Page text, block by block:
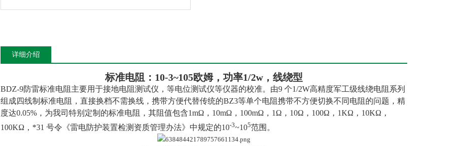
详细介绍
标准电阻：10-3~105欧姆，功率1/2w，线绕型
BDZ-9防雷标准电阻主要用于接地电阻测试仪，等电位测试仪等仪器的校准。由9 个1/2W高精度军工级线绕电阻系列
组成四线制标准电阻，直接换档不需换线，携带方便代替传统的BZ3等单个电阻携带不方便切换不同电阻的问题，精
度达0.05%，为我司特别定制的标准电阻，其阻值包含1mΩ，10mΩ，100mΩ，1Ω，10Ω，100Ω，1KΩ，10KΩ，
100KΩ，*31 号令《雷电防护装置检测资质管理办法》中规定的10-3~105范围。